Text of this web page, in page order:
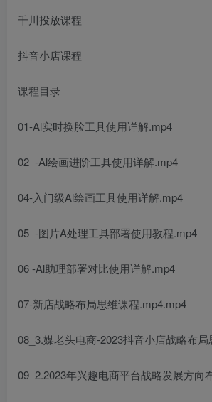
千川投放课程
抖音小店课程
课程目录
01-Al实时换脸工具使用详解.mp4
02_-Al绘画进阶工具使用详解.mp4
04-入门级Al绘画工具使用详解.mp4
05_-图片A处理工具部署使用教程.mp4
06 -Al助理部署对比使用详解.mp4
07-新店战略布局思维课程.mp4.mp4
08_3.媒老头电商-2023抖音小店战略布
09_2.2023年兴趣电商平台战略发展方向